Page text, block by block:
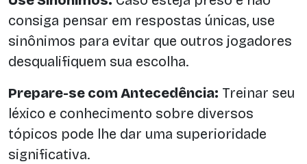
consiga pensar em respostas únicas, use
sinônimos para evitar que outros jogadores
desqualifiquem sua escolha.
Prepare-se com Antecedência: Treinar seu
léxico e conhecimento sobre diversos
tópicos pode lhe dar uma superioridade
significativa.